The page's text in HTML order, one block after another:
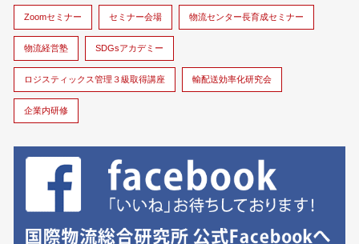
Zoomセミナー セミナー会場 物流センター長育成セミナー
物流経営塾 SDGsアカデミー
ロジスティックス管理３級取得講座 輸配送効率化研究会
企業内研修